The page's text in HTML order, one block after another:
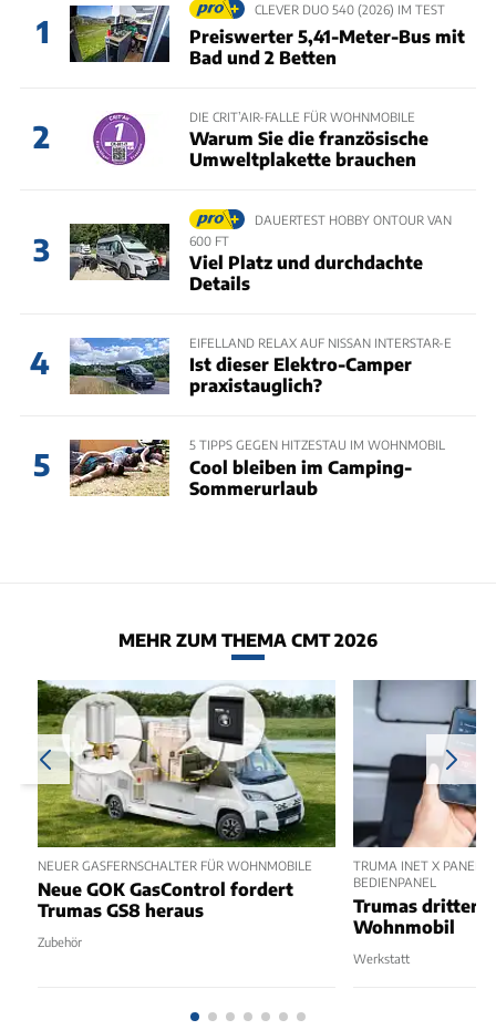
1
CLEVER DUO 540 (2026) IM TEST
Preiswerter 5,41-Meter-Bus mit
Bad und 2 Betten
2
DIE CRIT’AIR-FALLE FÜR WOHNMOBILE
Warum Sie die französische
Umweltplakette brauchen
3
DAUERTEST HOBBY ONTOUR VAN
600 FT
Viel Platz und durchdachte
Details
4
EIFELLAND RELAX AUF NISSAN INTERSTAR-E
Ist dieser Elektro-Camper
praxistauglich?
5
5 TIPPS GEGEN HITZESTAU IM WOHNMOBIL
Cool bleiben im Camping-
Sommerurlaub
MEHR ZUM THEMA CMT 2026
NEUER GASFERNSCHALTER FÜR WOHNMOBILE
Neue GOK GasControl fordert
Trumas GS8 heraus
Zubehör
TRUMA INET X PANEL 2
BEDIENPANEL
Trumas dritter
Wohnmobil
Werkstatt